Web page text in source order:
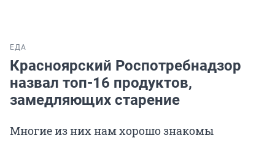
ЕДА
Красноярский Роспотребнадзор
назвал топ-16 продуктов,
замедляющих старение
Многие из них нам хорошо знакомы